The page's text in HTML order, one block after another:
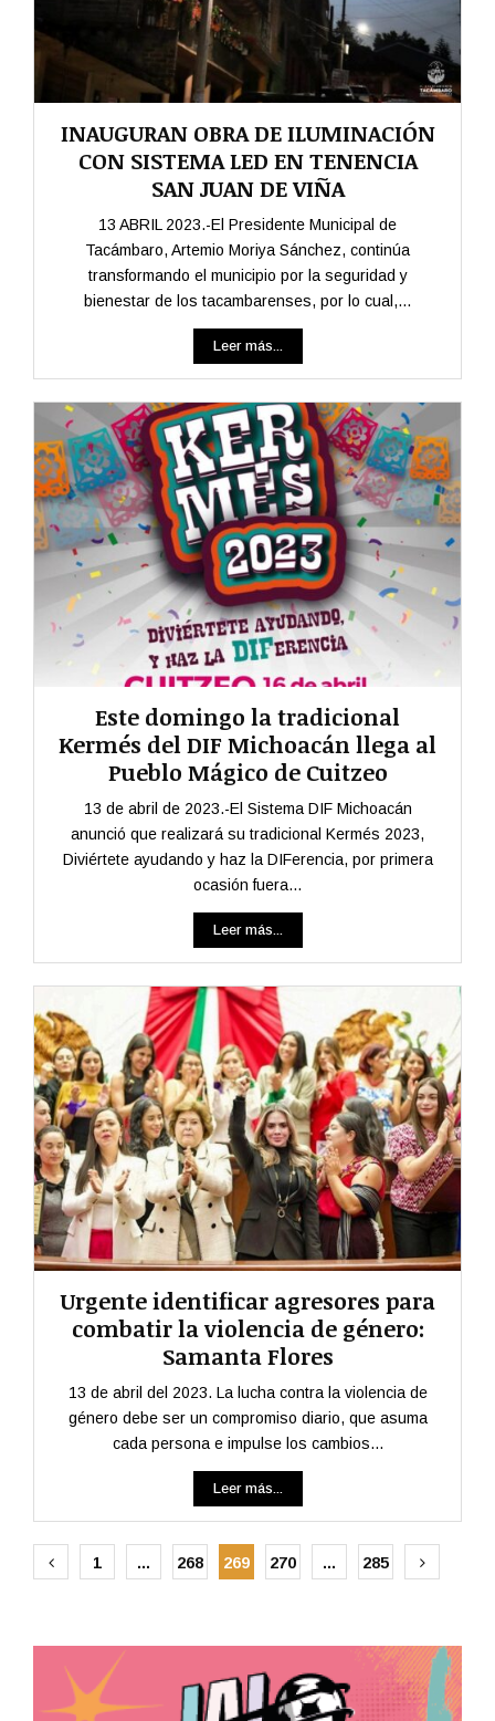
INAUGURAN OBRA DE ILUMINACIÓN
CON SISTEMA LED EN TENENCIA
SAN JUAN DE VIÑA
13 ABRIL 2023.-El Presidente Municipal de
Tacámbaro, Artemio Moriya Sánchez, continúa
transformando el municipio por la seguridad y
bienestar de los tacambarenses, por lo cual,...
Leer más...
Este domingo la tradicional
Kermés del DIF Michoacán llega al
Pueblo Mágico de Cuitzeo
13 de abril de 2023.-El Sistema DIF Michoacán
anunció que realizará su tradicional Kermés 2023,
Diviértete ayudando y haz la DIFerencia, por primera
ocasión fuera...
Leer más...
Urgente identificar agresores para
combatir la violencia de género:
Samanta Flores
13 de abril del 2023. La lucha contra la violencia de
género debe ser un compromiso diario, que asuma
cada persona e impulse los cambios...
Leer más...
Paginación
entradas
1 … 268 269 270 … 285